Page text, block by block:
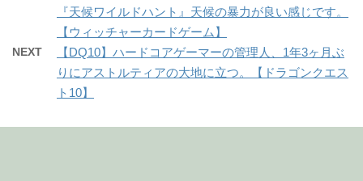
『天候ワイルドハント』天候の暴力が良い感じです。
【ウィッチャーカードゲーム】
NEXT
【DQ10】ハードコアゲーマーの管理人、1年3ヶ月ぶ
りにアストルティアの大地に立つ。【ドラゴンクエス
ト10】